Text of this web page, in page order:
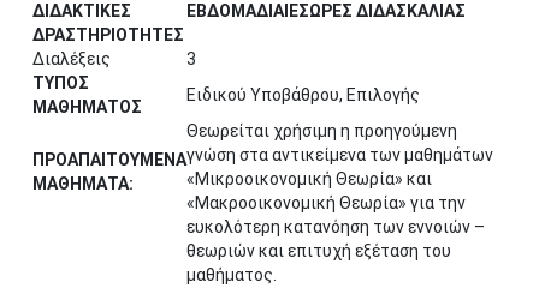
ΔΙΔΑΚΤΙΚΕΣ
ΔΡΑΣΤΗΡΙΟΤΗΤΕΣ
ΕΒΔΟΜΑΔΙΑΙΕΣΩΡΕΣ ΔΙΔΑΣΚΑΛΙΑΣ
Διαλέξεις
3
ΤΥΠΟΣ
ΜΑΘΗΜΑΤΟΣ
Ειδικού Υποβάθρου, Επιλογής
ΠΡΟΑΠΑΙΤΟΥΜΕΝΑ
ΜΑΘΗΜΑΤΑ:
Θεωρείται χρήσιμη η προηγούμενη
γνώση στα αντικείμενα των μαθημάτων
«Μικροοικονομική Θεωρία» και
«Μακροοικονομική Θεωρία» για την
ευκολότερη κατανόηση των εννοιών –
θεωριών και επιτυχή εξέταση του
μαθήματος.